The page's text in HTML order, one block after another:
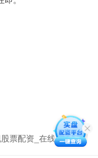
票配资_在线股票配